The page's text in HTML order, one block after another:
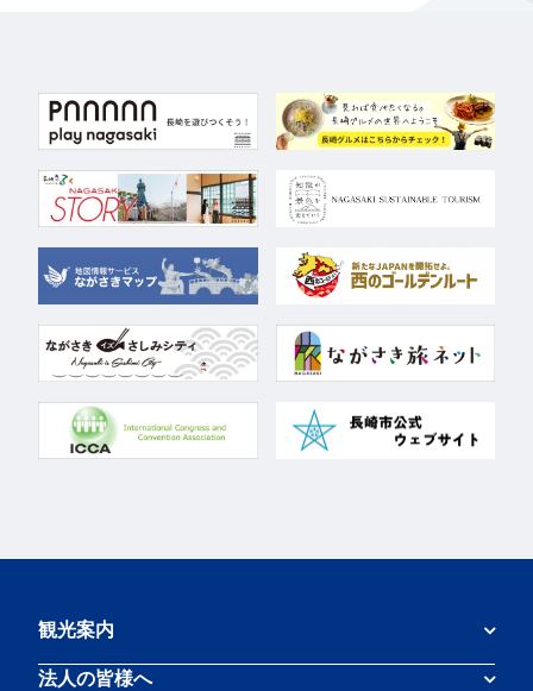
観光案内
法人の皆様へ